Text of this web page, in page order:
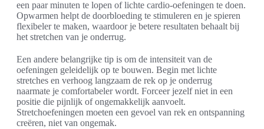
een paar minuten te lopen of lichte cardio-oefeningen te doen.
Opwarmen helpt de doorbloeding te stimuleren en je spieren
flexibeler te maken, waardoor je betere resultaten behaalt bij
het stretchen van je onderrug.
Een andere belangrijke tip is om de intensiteit van de
oefeningen geleidelijk op te bouwen. Begin met lichte
stretches en verhoog langzaam de rek op je onderrug
naarmate je comfortabeler wordt. Forceer jezelf niet in een
positie die pijnlijk of ongemakkelijk aanvoelt.
Stretchoefeningen moeten een gevoel van rek en ontspanning
creëren, niet van ongemak.